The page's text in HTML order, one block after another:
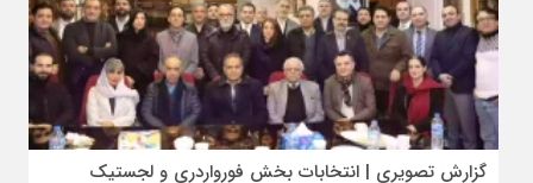
گزارش تصویری | انتخابات بخش فورواردری و لجستیک